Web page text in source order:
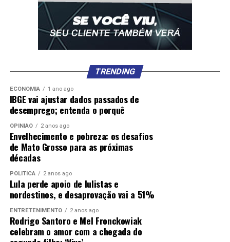
TRENDING
ECONOMIA 1 ano ago
IBGE vai ajustar dados passados de
desemprego; entenda o porquê
OPINIÃO 2 anos ago
Envelhecimento e pobreza: os desafios
de Mato Grosso para as próximas
décadas
POLÍTICA 2 anos ago
Lula perde apoio de lulistas e
nordestinos, e desaprovação vai a 51%
ENTRETENIMENTO 2 anos ago
Rodrigo Santoro e Mel Fronckowiak
celebram o amor com a chegada do